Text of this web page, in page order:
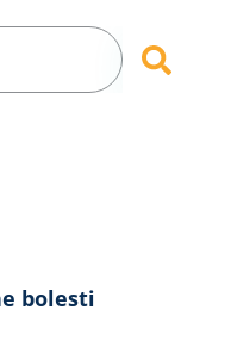
bolesti